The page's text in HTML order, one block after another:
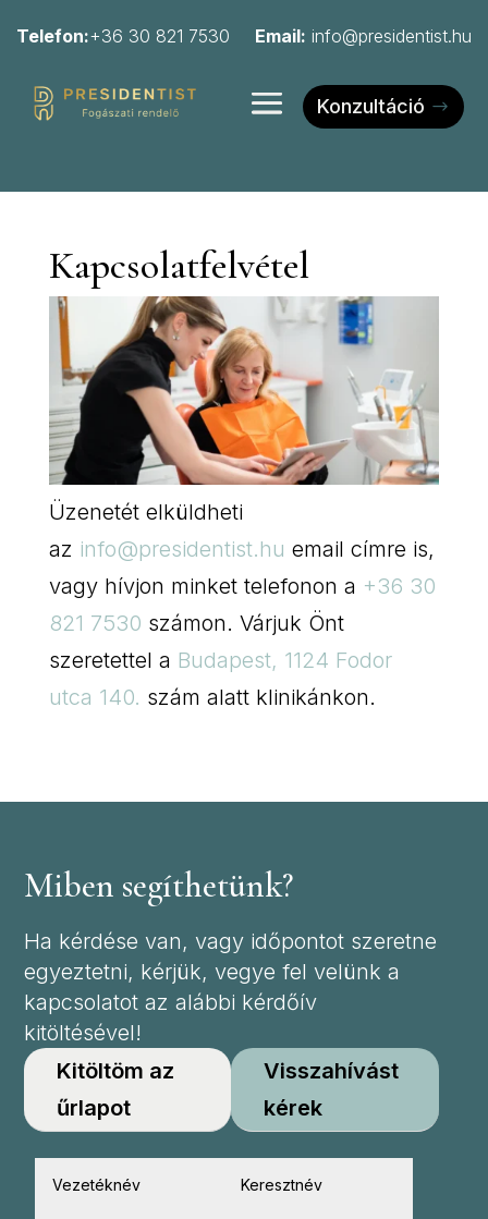
Telefon:+36 30 821 7530 Email: info@presidentist.hu
Konzultáció
Kapcsolatfelvétel
Üzenetét elküldheti
az info@presidentist.hu email címre is,
vagy hívjon minket telefonon a +36 30
821 7530 számon. Várjuk Önt
szeretettel a Budapest, 1124 Fodor
utca 140. szám alatt klinikánkon.
Miben segíthetünk?
Ha kérdése van, vagy időpontot szeretne
egyeztetni, kérjük, vegye fel velünk a
kapcsolatot az alábbi kérdőív
kitöltésével!
Kitöltöm az
űrlapot
Visszahívást
kérek